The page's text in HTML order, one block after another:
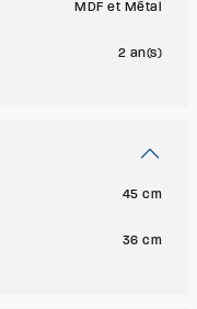
MDF et Métal
2 an(s)
45 cm
36 cm